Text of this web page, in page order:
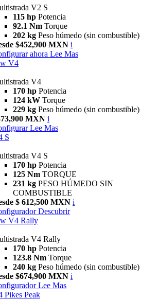
V2 S
115 hp Potencia
92.1 Nm Torque
202 kg Peso húmedo (sin combustible)
$452,900 MXN i
ahora Lee Mas
V4
V4
170 hp Potencia
124 kW Torque
229 kg Peso húmedo (sin combustible)
MXN i
Lee Mas
S
V4 S
170 hp Potencia
125 Nm TORQUE
231 kg PESO HÚMEDO SIN
COMBUSTIBLE
$ 612,500 MXN i
Descubrir
V4 Rally
V4 Rally
170 hp Potencia
123.8 Nm Torque
240 kg Peso húmedo (sin combustible)
$674,900 MXN i
Lee Mas
Pikes Peak